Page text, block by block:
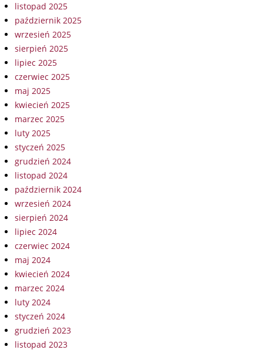
listopad 2025
październik 2025
wrzesień 2025
sierpień 2025
lipiec 2025
czerwiec 2025
maj 2025
kwiecień 2025
marzec 2025
luty 2025
styczeń 2025
grudzień 2024
listopad 2024
październik 2024
wrzesień 2024
sierpień 2024
lipiec 2024
czerwiec 2024
maj 2024
kwiecień 2024
marzec 2024
luty 2024
styczeń 2024
grudzień 2023
listopad 2023